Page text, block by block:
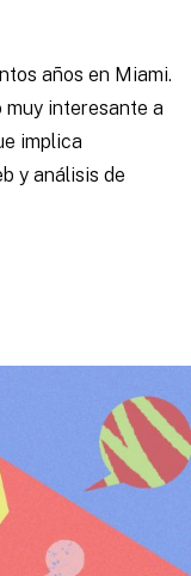
años en Miami.
muy interesante a
implica
y análisis de